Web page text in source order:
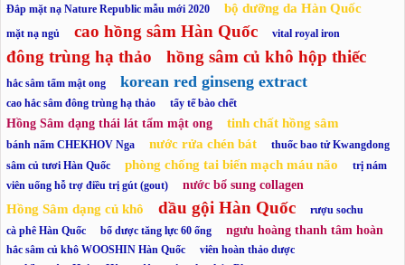
Đắp mặt nạ Nature Republic mẫu mới 2020 bộ dưỡng da Hàn Quốc
mặt nạ ngủ cao hồng sâm Hàn Quốc vital royal iron
đông trùng hạ thảo hồng sâm củ khô hộp thiếc
hắc sâm tẩm mật ong korean red ginseng extract
cao hắc sâm đông trùng hạ thảo tẩy tế bào chết
Hồng Sâm dạng thái lát tẩm mật ong tinh chất hồng sâm
bánh nấm CHEKHOV Nga nước rửa chén bát
thuốc bao tử Kwangdong
sâm củ tươi Hàn Quốc
phòng chống tai biến mạch máu não
trị nám
viên uống hỗ trợ điều trị gút (gout)
nước bổ sung collagen
Hồng Sâm dạng củ khô dầu gội Hàn Quốc
rượu sochu
cà phê Hàn Quốc
bổ dược tăng lực 60 ống ngưu hoàng thanh tâm hoàn
hắc sâm củ khô WOOSHIN Hàn Quốc
viên hoàn thảo dược